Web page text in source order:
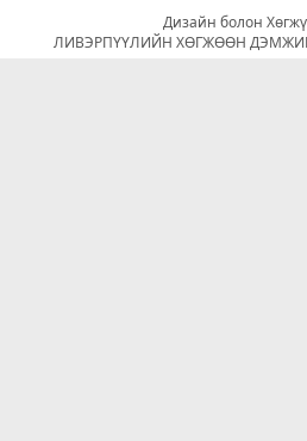
Дизайн болон
ЛИВЭРПҮҮЛИЙН ХӨГЖӨӨН